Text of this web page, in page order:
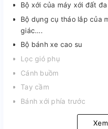
Bộ xới của máy xới đất
Bộ dụng cụ tháo lắp của
giác….
Bộ bánh xe cao su
Lọc gió phụ
Cánh buồm
Tay cầm
Bánh xới phía trước